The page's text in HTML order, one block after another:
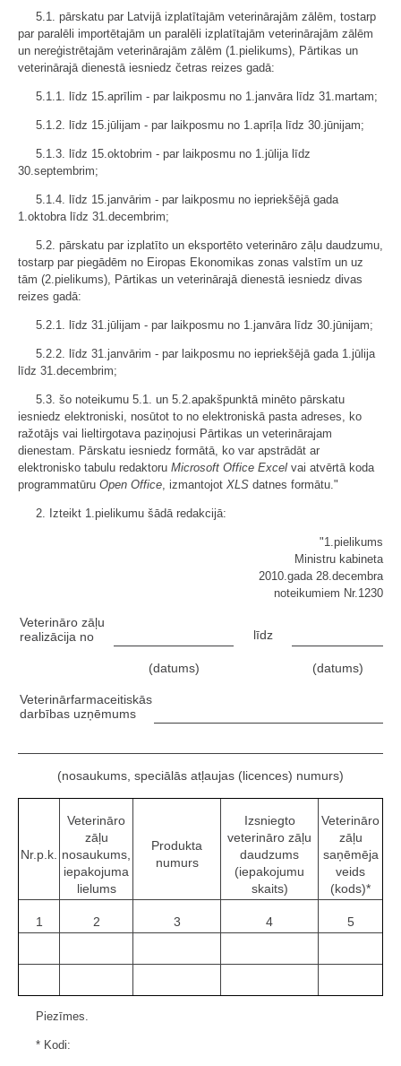
5.1. pārskatu par Latvijā izplatītajām veterinārajām zālēm, tostarp
par paralēli importētajām un paralēli izplatītajām veterinārajām zālēm
un nereģistrētajām veterinārajām zālēm (1.pielikums), Pārtikas un
veterinārajā dienestā iesniedz četras reizes gadā:
5.1.1. līdz 15.aprīlim - par laikposmu no 1.janvāra līdz 31.martam;
5.1.2. līdz 15.jūlijam - par laikposmu no 1.aprīļa līdz 30.jūnijam;
5.1.3. līdz 15.oktobrim - par laikposmu no 1.jūlija līdz
30.septembrim;
5.1.4. līdz 15.janvārim - par laikposmu no iepriekšējā gada
1.oktobra līdz 31.decembrim;
5.2. pārskatu par izplatīto un eksportēto veterināro zāļu daudzumu,
tostarp par piegādēm no Eiropas Ekonomikas zonas valstīm un uz
tām (2.pielikums), Pārtikas un veterinārajā dienestā iesniedz divas
reizes gadā:
5.2.1. līdz 31.jūlijam - par laikposmu no 1.janvāra līdz 30.jūnijam;
5.2.2. līdz 31.janvārim - par laikposmu no iepriekšējā gada 1.jūlija
līdz 31.decembrim;
5.3. šo noteikumu 5.1. un 5.2.apakšpunktā minēto pārskatu
iesniedz elektroniski, nosūtot to no elektroniskā pasta adreses, ko
ražotājs vai lieltirgotava paziņojusi Pārtikas un veterinārajam
dienestam. Pārskatu iesniedz formātā, ko var apstrādāt ar
elektronisko tabulu redaktoru Microsoft Office Excel vai atvērtā koda
programmatūru Open Office, izmantojot XLS datnes formātu."
2. Izteikt 1.pielikumu šādā redakcijā:
"1.pielikums
Ministru kabineta
2010.gada 28.decembra
noteikumiem Nr.1230
Veterināro zāļu
realizācija no
līdz
(datums) (datums)
Veterinārfarmaceitiskās
darbības uzņēmums
(nosaukums, speciālās atļaujas (licences) numurs)
Nr.p.k.
Veterināro
zāļu
nosaukums,
iepakojuma
lielums
Produkta
numurs
Izsniegto
veterināro zāļu
daudzums
(iepakojumu
skaits)
Veterināro
zāļu
saņēmēja
veids
(kods)*
1 2 3 4 5
Piezīmes.
* Kodi: